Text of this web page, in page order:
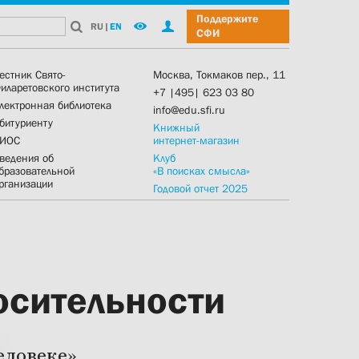
RU | EN
Поддержите
СФИ
Свято-
института
библиотека
об
Москва, Токмаков пер., 11
+7 |495| 623 03 80
info@edu.sfi.ru
Книжный
интернет-магазин
Клуб
«В поисках смысла»
Годовой отчет 2025